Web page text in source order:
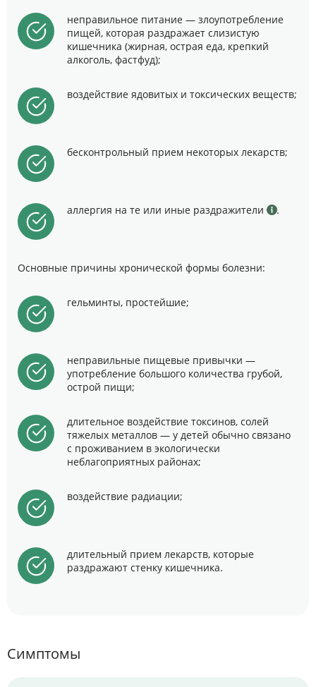
неправильное питание — злоупотребление
пищей, которая раздражает слизистую
кишечника (жирная, острая еда, крепкий
алкоголь, фастфуд);
воздействие ядовитых и токсических веществ;
бесконтрольный прием некоторых лекарств;
аллергия на те или иные раздражители .
Основные причины хронической формы болезни:
гельминты, простейшие;
неправильные пищевые привычки —
употребление большого количества грубой,
острой пищи;
длительное воздействие токсинов, солей
тяжелых металлов — у детей обычно связано
с проживанием в экологически
неблагоприятных районах;
воздействие радиации;
длительный прием лекарств, которые
раздражают стенку кишечника.
Симптомы